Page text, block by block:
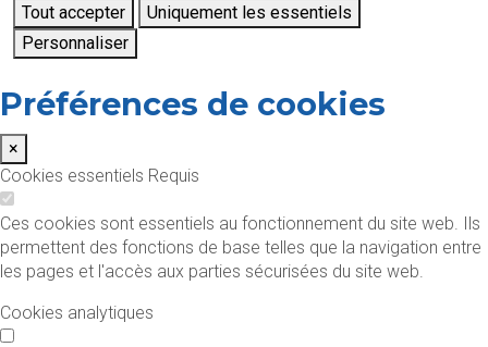
Tout accepter
Uniquement les essentiels
Personnaliser
Préférences de cookies
×
Cookies essentiels Requis
Ces cookies sont essentiels au fonctionnement du site web. Ils
permettent des fonctions de base telles que la navigation entre
les pages et l'accès aux parties sécurisées du site web.
Cookies analytiques